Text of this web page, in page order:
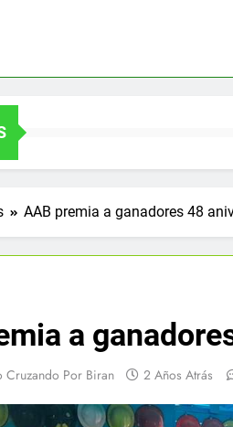
AAB premia a ganadores 48
a
Cruzando Por Biran 2 Años Atrás